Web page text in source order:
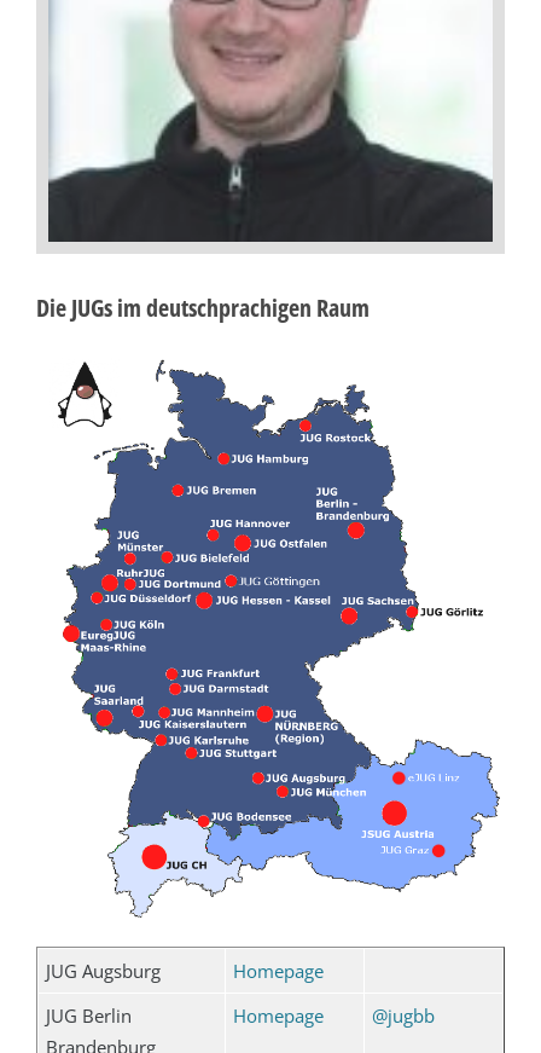
Die JUGs im deutschprachigen Raum
JUG Augsburg
Homepage
JUG Berlin
Brandenburg
Homepage @jugbb